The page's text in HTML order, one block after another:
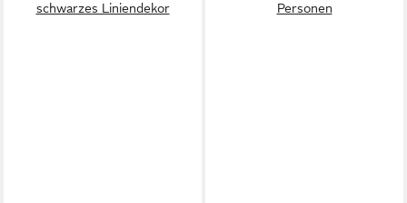
schwarzes Liniendekor
Personen